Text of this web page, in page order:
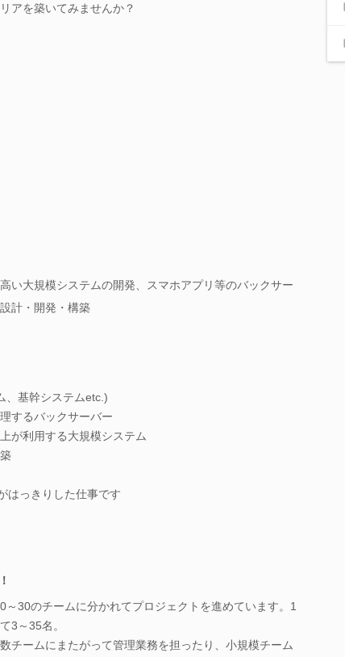
アを築いてみませんか？
い大規模システムの開発、スマホアプリ等のバックサー
計・開発・構築
、基幹システムetc.)
するバックサーバー
が利用する大規模システム
はっきりした仕事です
30のチームに分かれてプロジェクトを進めています。1
3～35名。
チームにまたがって管理業務を担ったり、小規模チーム